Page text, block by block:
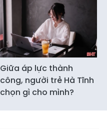
Giữa áp lực thành
công, người trẻ Hà Tĩnh
chọn gì cho mình?